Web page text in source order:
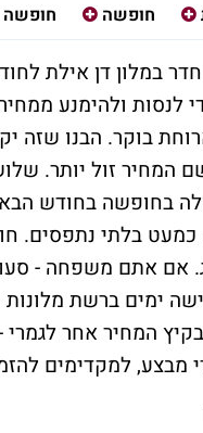
חופשה
חדר במלון דן אילת
בוקר. הבנו שזה
בחופשה בחודש
כמעט בלתי נתפסים.
אם אתם משפחה - סעו
ימים ברשת
מבצע, למקדימים